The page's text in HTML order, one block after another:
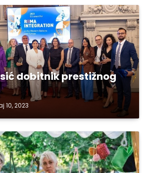
dobitnik prestižnog
10, 2023